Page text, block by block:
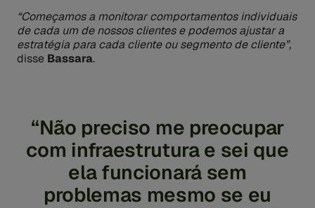
“Começamos a monitorar comportamentos individuais
de cada um de nossos clientes e podemos ajustar a
estratégia para cada cliente ou segmento de cliente”,
disse Bassara.
“Não preciso me preocupar
com infraestrutura e sei que
ela funcionará sem
problemas mesmo se eu